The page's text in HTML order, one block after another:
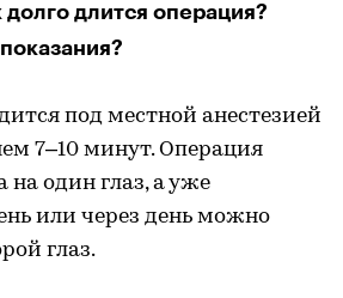
длится операция?
под местной анестезией
7–10 минут. Операция
на один глаз, а уже
или через день можно
глаз.